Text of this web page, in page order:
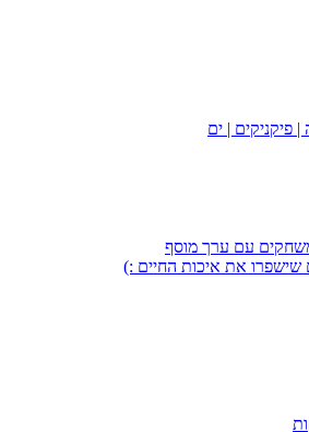
פיקניקים | ים
עם ערך מוסף
שישפרו את איכות החיים :)